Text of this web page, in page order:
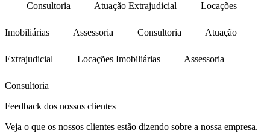
Consultoria Atuação Extrajudicial Locações
Imobiliárias Assessoria Consultoria Atuação
Extrajudicial Locações Imobiliárias Assessoria
Consultoria
Feedback dos nossos clientes
Veja o que os nossos clientes estão dizendo sobre a nossa empresa.